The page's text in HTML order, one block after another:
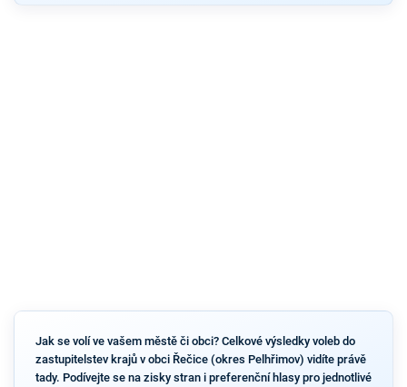
Jak se volí ve vašem městě či obci? Celkové výsledky voleb do
zastupitelstev krajů v obci Řečice (okres Pelhřimov) vidíte právě
tady. Podívejte se na zisky stran i preferenční hlasy pro jednotlivé